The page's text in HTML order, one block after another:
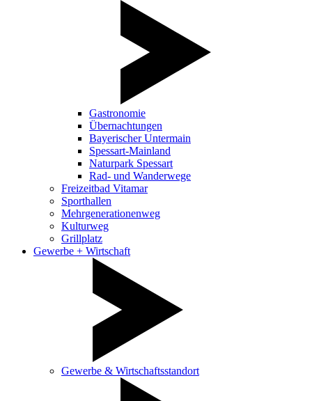
Gastronomie
Übernachtungen
Bayerischer Untermain
Spessart-Mainland
Naturpark Spessart
Rad- und Wanderwege
Freizeitbad Vitamar
Sporthallen
Mehrgenerationenweg
Kulturweg
Grillplatz
Gewerbe + Wirtschaft
Gewerbe & Wirtschaftsstandort